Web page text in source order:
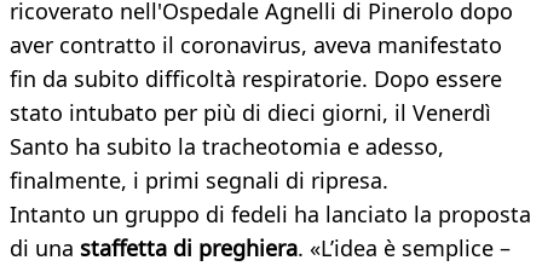
ricoverato nell'Ospedale Agnelli di Pinerolo dopo
aver contratto il coronavirus, aveva manifestato
fin da subito difficoltà respiratorie. Dopo essere
stato intubato per più di dieci giorni, il Venerdì
Santo ha subito la tracheotomia e adesso,
finalmente, i primi segnali di ripresa.
Intanto un gruppo di fedeli ha lanciato la proposta
di una staffetta di preghiera. «L’idea è semplice –